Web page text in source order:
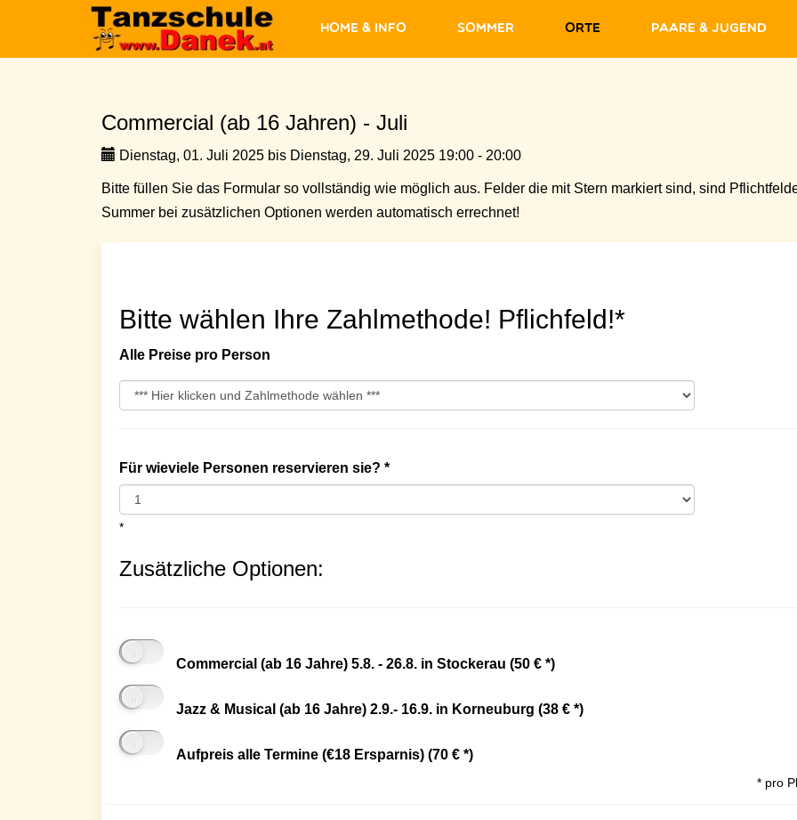
Home & Info Sommer Orte Paare & Jugend
Commercial (ab 16 Jahren) - Juli
Dienstag, 01. Juli 2025 bis Dienstag, 29. Juli 2025 19:00 - 20:00
Bitte füllen Sie das Formular so vollständig wie möglich aus. Felder die mit Stern markiert sind, sind
Summer bei zusätzlichen Optionen werden automatisch errechnet!
Bitte wählen Ihre Zahlmethode! Pflichfeld!*
Alle Preise pro Person
Für wieviele Personen reservieren sie? *
*
Zusätzliche Optionen:
Commercial (ab 16 Jahre) 5.8. - 26.8. in Stockerau (50 € *)
Jazz & Musical (ab 16 Jahre) 2.9.- 16.9. in Korneuburg (38 € *)
Aufpreis alle Termine (€18 Ersparnis) (70 € *)
* pro